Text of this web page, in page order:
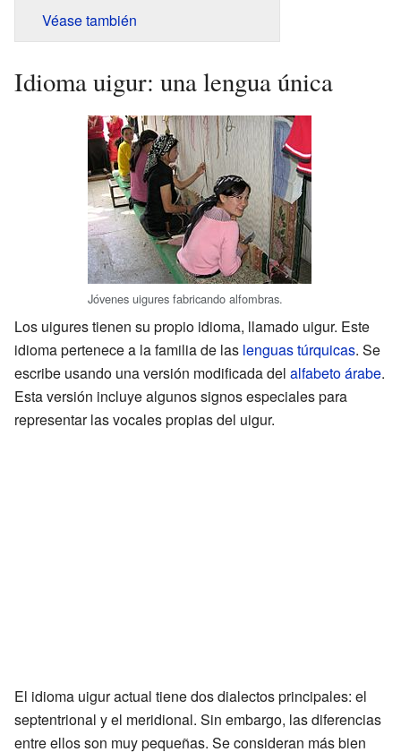
Véase también
Idioma uigur: una lengua única
Jóvenes uigures fabricando alfombras.
Los uigures tienen su propio idioma, llamado uigur. Este
idioma pertenece a la familia de las lenguas túrquicas. Se
escribe usando una versión modificada del alfabeto árabe.
Esta versión incluye algunos signos especiales para
representar las vocales propias del uigur.
El idioma uigur actual tiene dos dialectos principales: el
septentrional y el meridional. Sin embargo, las diferencias
entre ellos son muy pequeñas. Se consideran más bien